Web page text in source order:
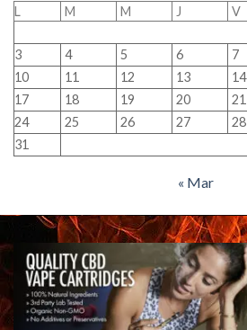
L M M J V
3
4 5 6 7
10
11 12 13 14
17
18 19 20 21
24
25 26 27 28
31
« Mar